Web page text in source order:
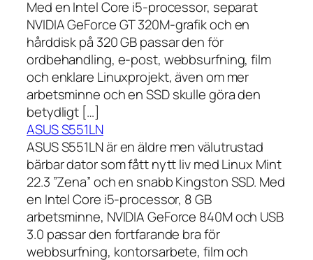
Med en Intel Core i5-processor, separat
NVIDIA GeForce GT 320M-grafik och en
hårddisk på 320 GB passar den för
ordbehandling, e-post, webbsurfning, film
och enklare Linuxprojekt, även om mer
arbetsminne och en SSD skulle göra den
betydligt […]
ASUS S551LN
ASUS S551LN är en äldre men välutrustad
bärbar dator som fått nytt liv med Linux Mint
22.3 ”Zena” och en snabb Kingston SSD. Med
en Intel Core i5-processor, 8 GB
arbetsminne, NVIDIA GeForce 840M och USB
3.0 passar den fortfarande bra för
webbsurfning, kontorsarbete, film och